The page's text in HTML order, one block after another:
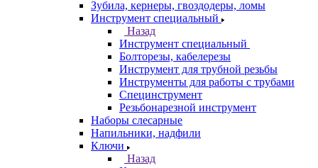
Зубила, кернеры, гвоздодеры, ломы
Инструмент специальный
Назад
Инструмент специальный
Болторезы, кабелерезы
Инструмент для трубной резьбы
Инструменты для работы с трубами
Специнструмент
Резьбонарезной инструмент
Наборы слесарные
Напильники, надфили
Ключи
Назад